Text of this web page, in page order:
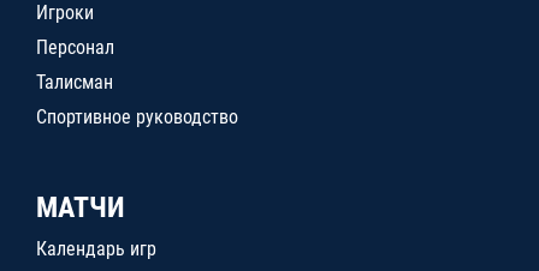
Игроки
Персонал
Талисман
Спортивное руководство
МАТЧИ
Календарь игр